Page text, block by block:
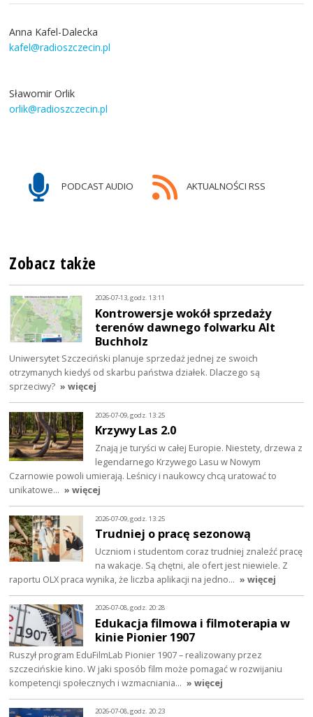
Anna Kafel-Dalecka
kafel@radioszczecin.pl
Sławomir Orlik
orlik@radioszczecin.pl
PODCAST AUDIO AKTUALNOŚCI RSS
Zobacz także
2026-07-13, godz. 13:11
Kontrowersje wokół sprzedaży
terenów dawnego folwarku Alt
Buchholz
Uniwersytet Szczeciński planuje sprzedaż jednej ze swoich
otrzymanych kiedyś od skarbu państwa działek. Dlaczego są
sprzeciwy? » więcej
2026-07-09, godz. 13:25
Krzywy Las 2.0
Znają je turyści w całej Europie. Niestety, drzewa z
legendarnego Krzywego Lasu w Nowym
Czarnowie powoli umierają. Leśnicy i naukowcy chcą uratować to
unikatowe… » więcej
2026-07-09, godz. 13:25
Trudniej o pracę sezonową
Uczniom i studentom coraz trudniej znaleźć pracę
na wakacje. Są chętni, ale ofert jest niewiele. Z
raportu OLX praca wynika, że liczba aplikacji na jedno… » więcej
2026-07-08, godz. 20:28
Edukacja filmowa i filmoterapia w
kinie Pionier 1907
Ruszył program EduFilmLab Pionier 1907 – realizowany przez
szczecińskie kino. W jaki sposób film może pomagać w rozwijaniu
kompetencji społecznych i wzmacniania… » więcej
2026-07-08, godz. 20:23